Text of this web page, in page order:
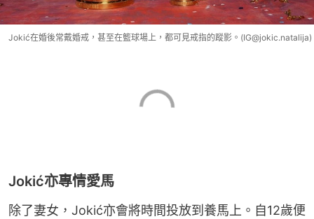
Jokić在婚後常戴婚戒，甚至在籃球場上，都可見戒指的蹤影。(IG@jokic.natalija)
Jokić亦專情愛馬
除了妻女，Jokić亦會將時間投放到養馬上。自12歲便